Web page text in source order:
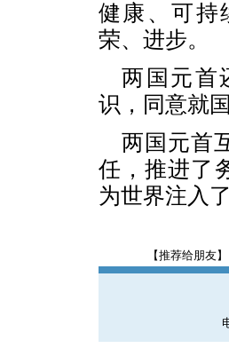
健康、可持
荣、进步。
两国元首
识，同意就
两国元首
任，推进了
为世界注入
【推荐给朋友】